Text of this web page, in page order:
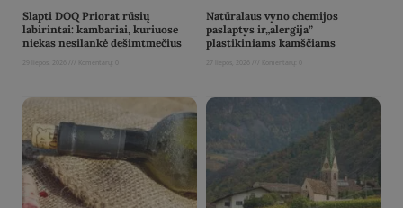
Slapti DOQ Priorat rūsių
labirintai: kambariai, kuriuose
niekas nesilankė dešimtmečius
Natūralaus vyno chemijos
paslaptys ir„alergija”
plastikiniams kamščiams